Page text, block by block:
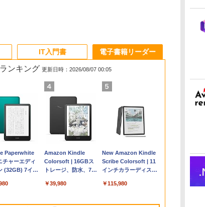
2026
Air M5チ
載13インチノ
Intelligence、
ディスプレ
【Amazon.co.jp限
定】 HP ノートパソ
コン 15-fd 15.6イン
512GB SSD インテ
￥129,800
FMV ノートパソコン
WE1-K3 (MS 365
Personal/Copilotキー
型/Core i5/16GB/SSD
FMVWK3E15W_AZ
￥120,000
Office
& Business
新 永続版)|オ
、
Robloxギフトカード
- 1000 Robux 【限定
バーチャルアイテム
ンゲームコード】 ロ
ンコード版
￥1,600
Microsoft Office
Home 2024(最新 永続
版)|オンラインコード
10/mac対応|PC2台
￥37,224
IT入門書
いちば
しい 教科書:
ジニア 初心者
アル AI副業に
出版にも！
FM TOWNS ハイパ
ー・カタログ: 本体
ハードウェア・市販
フェクトリストと最
￥1,600
1冊ですべて身につく
HTML & CSSとWebデ
ザイン入門講座［第2
￥2,326
電子書籍リーダー
ンキング 更新日時：2026/08/07 00:05
Paperwhite
チャーエディ
(32GB) 7イン
動調整、色調
ッテリー、広
Amazon Kindle
Colorsoft | 16GBス
トレージ、防水、7イ
レイ、色調調節ライ
ッテリー、広告無
￥39,980
New Amazon Kindle
Scribe Colorsoft | 11
インチカラーディスプ
ジ、ノート機能搭載、
調節ライト、プレミア
￥115,980